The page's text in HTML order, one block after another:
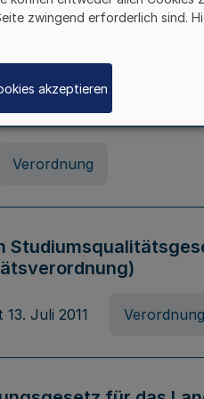
01. April 2008 Gesetz
Beihilfen in Geburts-
NRW
Verordnung
13. Juli 2011 Verordnung
zwingend erforderlich sind.
akzeptieren